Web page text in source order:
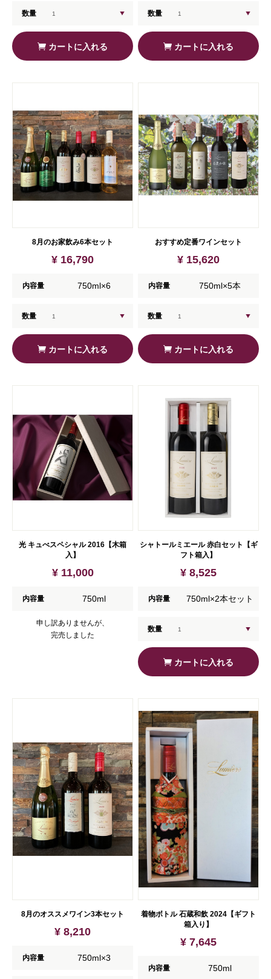
数量
カートに入れる
数量
カートに入れる
8月のお家飲み6本セット
¥ 16,790
内容量 750ml×6
数量
カートに入れる
おすすめ定番ワインセット
¥ 15,620
内容量 750ml×5本
数量
カートに入れる
光 キュべスペシャル 2016【木箱
入】
¥ 11,000
内容量 750ml
申し訳ありませんが、
完売しました
シャトールミエール 赤白セット【ギ
フト箱入】
¥ 8,525
内容量 750ml×2本セット
数量
カートに入れる
8月のオススメワイン3本セット
¥ 8,210
内容量 750ml×3
着物ボトル 石蔵和飲 2024【ギフト
箱入り】
¥ 7,645
内容量 750ml